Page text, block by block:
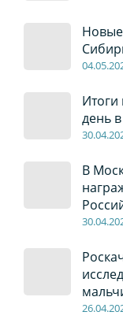
04.05
день
30.04
В
30.04
26.04